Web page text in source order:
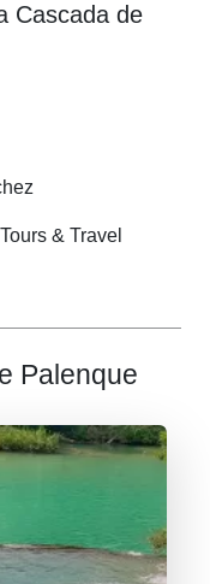
Cascada de
& Travel
Palenque